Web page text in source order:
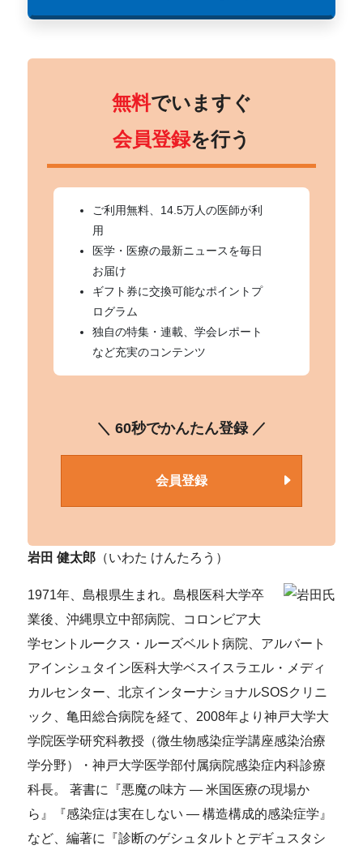
無料でいますぐ
会員登録を行う
ご利用無料、14.5万人の医師が利
用
医学・医療の最新ニュースを毎日
お届け
ギフト券に交換可能なポイントプ
ログラム
独自の特集・連載、学会レポート
など充実のコンテンツ
＼ 60秒でかんたん登録 ／
会員登録
岩田 健太郎 （いわた けんたろう）
1971年、島根県生まれ。島根医科大学卒
業後、沖縄県立中部病院、コロンビア大
学セントルークス・ルーズベルト病院、アルバート
アインシュタイン医科大学ベスイスラエル・メディ
カルセンター、北京インターナショナルSOSクリニ
ック、亀田総合病院を経て、2008年より神戸大学大
学院医学研究科教授（微生物感染症学講座感染治療
学分野）・神戸大学医学部付属病院感染症内科診療
科長。 著書に『悪魔の味方 — 米国医療の現場か
ら』『感染症は実在しない — 構造構成的感染症学』
など、編著に『診断のゲシュタルトとデギュスタシ